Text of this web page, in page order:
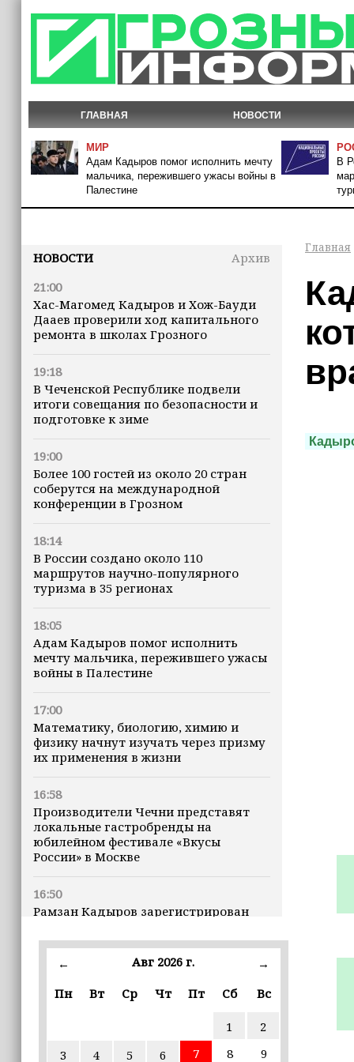
ГЛАВНАЯ НОВОСТИ
МИР
Адам Кадыров помог исполнить мечту
мальчика, пережившего ужасы войны в
Палестине
В
НОВОСТИ
Архив
21:00
Хас-Магомед Кадыров и Хож-Бауди
Дааев проверили ход капитального
ремонта в школах Грозного
19:18
В Чеченской Республике подвели
итоги совещания по безопасности и
подготовке к зиме
19:00
Более 100 гостей из около 20 стран
соберутся на международной
конференции в Грозном
18:14
В России создано около 110
маршрутов научно-популярного
туризма в 35 регионах
18:05
Адам Кадыров помог исполнить
мечту мальчика, пережившего ужасы
войны в Палестине
17:00
Математику, биологию, химию и
физику начнут изучать через призму
их применения в жизни
16:58
Производители Чечни представят
локальные гастробренды на
юбилейном фестивале «Вкусы
России» в Москве
16:50
Рамзан Кадыров зарегистрирован
16:47
землетрясения, рассказала
16:12
← Авг 2026 г.
→
Пн
Вт Ср Чт Пт Сб Вс
1
2
3
4 5 6 7 8
9
Главная